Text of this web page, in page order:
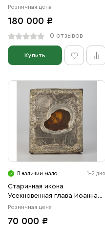
Розничная цена
180 000 ₽
0 отзывов
Купить
В наличии мало 1-2 дня
Старинная икона
Усекновенная глава Иоанна
Предтечи 1859 год
Розничная цена
70 000 ₽